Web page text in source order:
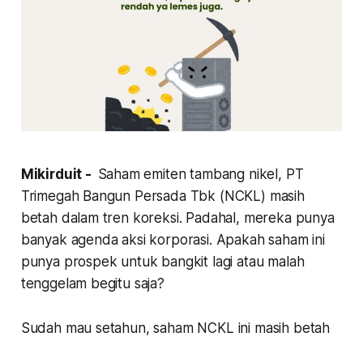
Mikirduit - Saham emiten tambang nikel, PT
Trimegah Bangun Persada Tbk (NCKL) masih
betah dalam tren koreksi. Padahal, mereka punya
banyak agenda aksi korporasi. Apakah saham ini
punya prospek untuk bangkit lagi atau malah
tenggelam begitu saja?
Sudah mau setahun, saham NCKL ini masih betah